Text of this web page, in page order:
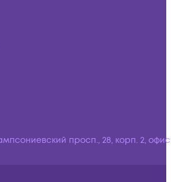
просп., 28, корп. 2,